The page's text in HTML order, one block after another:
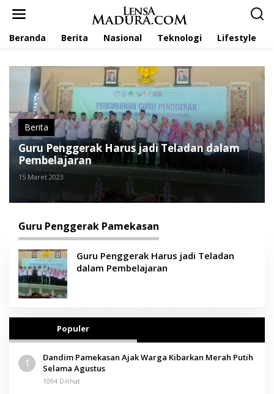
Beranda Berita Nasional Teknologi Lifestyle
Berita
Guru Penggerak Harus jadi Teladan dalam
Pembelajaran
15 Maret 2023
Guru Penggerak Pamekasan
Guru Penggerak Harus jadi Teladan
dalam Pembelajaran
Populer
1
Dandim Pamekasan Ajak Warga Kibarkan Merah Putih
Selama Agustus
1094 Dilihat